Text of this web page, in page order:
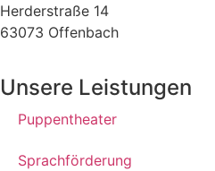
Herderstraße 14
63073 Offenbach
Unsere Leistungen
Puppentheater
Sprachförderung